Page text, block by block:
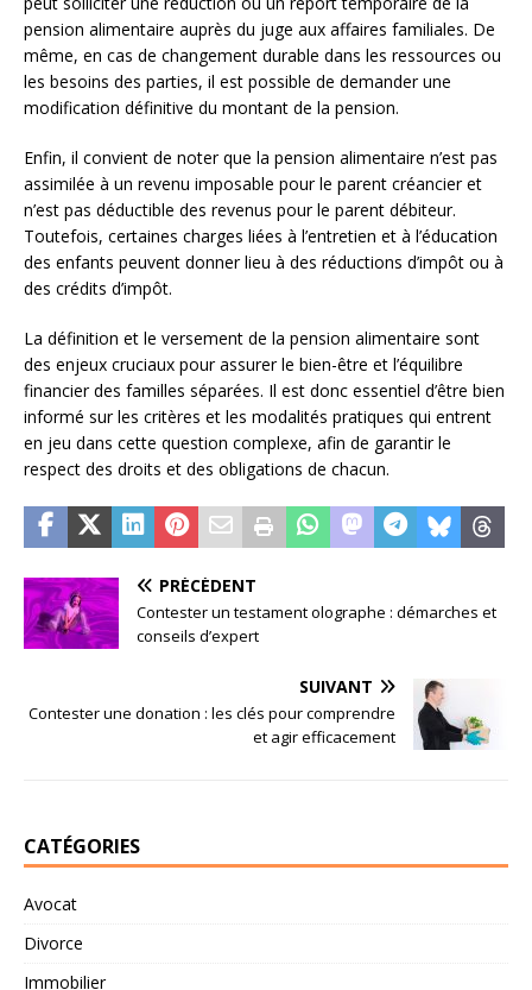
pension alimentaire auprès du juge aux affaires familiales. De
même, en cas de changement durable dans les ressources ou
les besoins des parties, il est possible de demander une
modification définitive du montant de la pension.
Enfin, il convient de noter que la pension alimentaire n’est pas
assimilée à un revenu imposable pour le parent créancier et
n’est pas déductible des revenus pour le parent débiteur.
Toutefois, certaines charges liées à l’entretien et à l’éducation
des enfants peuvent donner lieu à des réductions d’impôt ou à
des crédits d’impôt.
La définition et le versement de la pension alimentaire sont
des enjeux cruciaux pour assurer le bien-être et l’équilibre
financier des familles séparées. Il est donc essentiel d’être bien
informé sur les critères et les modalités pratiques qui entrent
en jeu dans cette question complexe, afin de garantir le
respect des droits et des obligations de chacun.
PRÉCÉDENT
Contester un testament olographe : démarches et
conseils d’expert
SUIVANT
Contester une donation : les clés pour comprendre
et agir efficacement
CATÉGORIES
Avocat
Divorce
Immobilier